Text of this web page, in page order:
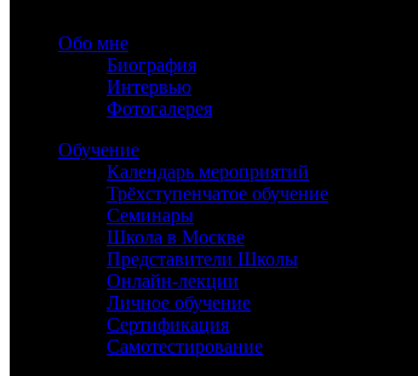
Обо мне
Биография
Интервью
Фотогалерея
Обучение
Календарь мероприятий
Трёхступенчатое обучение
Семинары
Школа в Москве
Представители Школы
Онлайн-лекции
Личное обучение
Сертификация
Самотестирование